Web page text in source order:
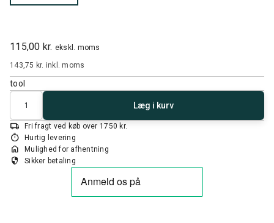
115,00 kr. ekskl. moms
143,75 kr. inkl. moms
tool
Antal
Læg i kurv
local_shipping Fri fragt ved køb over 1750 kr.
timer Hurtig levering
home Mulighed for afhentning
security Sikker betaling